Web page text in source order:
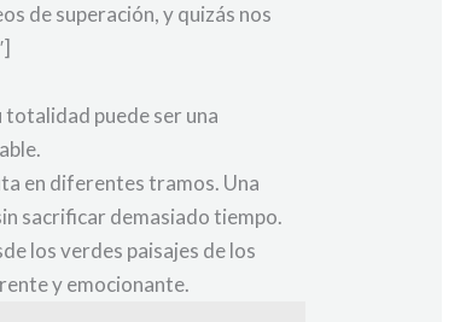
de superación, y quizás nos
totalidad puede ser una
en diferentes tramos. Una
sacrificar demasiado tiempo.
los verdes paisajes de los
y emocionante.